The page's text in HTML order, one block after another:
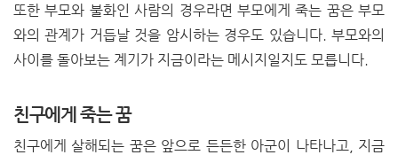
또한 부모와 불화인 사람의 경우라면 부모에게 죽는 꿈은 부모
와의 관계가 거듭날 것을 암시하는 경우도 있습니다. 부모와의
사이를 돌아보는 계기가 지금이라는 메시지일지도 모릅니다.
친구에게 죽는 꿈
친구에게 살해되는 꿈은 앞으로 든든한 아군이 나타나고, 지금